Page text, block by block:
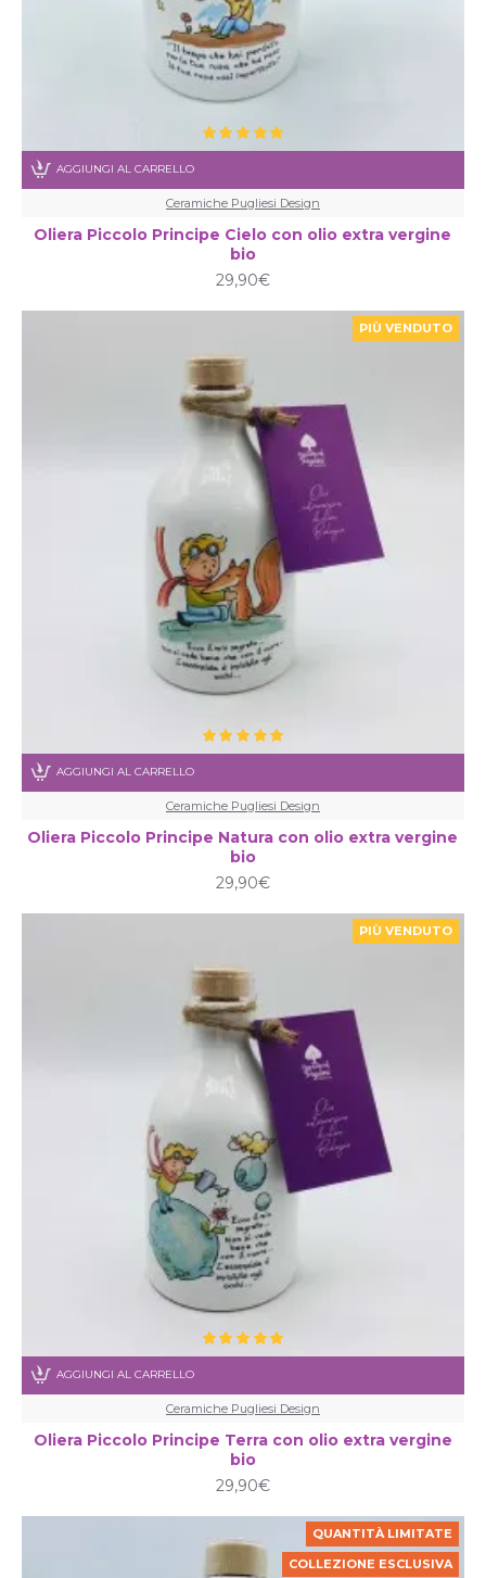
Ceramiche Pugliesi Design
Oliera Piccolo Principe Cielo con olio extra vergine
bio
29,90€
AGGIUNGI AL CARRELLO
PIÙ VENDUTO
Ceramiche Pugliesi Design
Oliera Piccolo Principe Natura con olio extra vergine
bio
29,90€
AGGIUNGI AL CARRELLO
PIÙ VENDUTO
Ceramiche Pugliesi Design
Oliera Piccolo Principe Terra con olio extra vergine
bio
29,90€
AGGIUNGI AL CARRELLO
QUANTITÀ LIMITATE
COLLEZIONE ESCLUSIVA